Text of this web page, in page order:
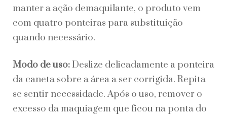
manter a ação demaquilante, o produto vem
com quatro ponteiras para substituição
quando necessário.
Modo de uso:Deslize delicadamente a ponteira
da caneta sobre a área a ser corrigida. Repita
se sentir necessidade. Após o uso, remover o
excesso da maquiagem que ficou na ponta do